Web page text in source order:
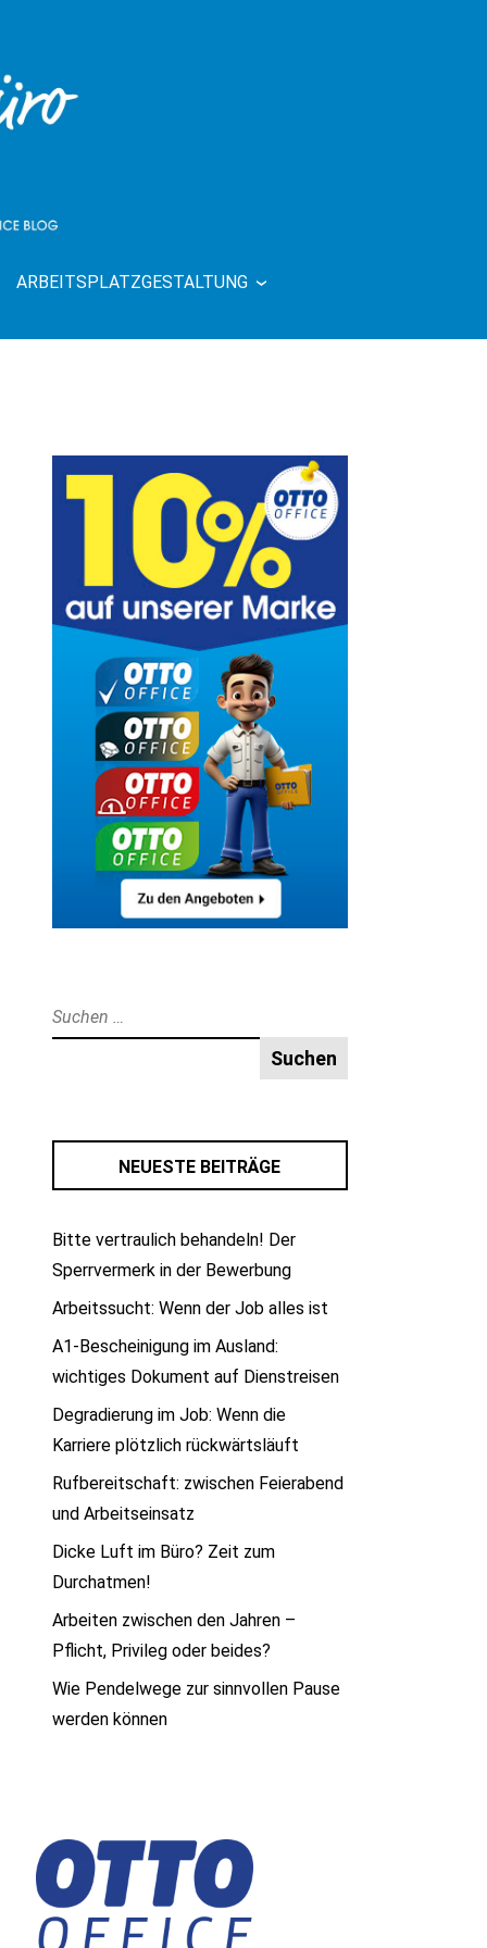
UMS
ARBEITSPLATZGESTALTUNG
Suche
nach:
NEUESTE BEITRÄGE
Bitte vertraulich behandeln! Der
Sperrvermerk in der Bewerbung
Arbeitssucht: Wenn der Job alles ist
A1-Bescheinigung im Ausland:
wichtiges Dokument auf Dienstreisen
Degradierung im Job: Wenn die
Karriere plötzlich rückwärtsläuft
Rufbereitschaft: zwischen Feierabend
und Arbeitseinsatz
Dicke Luft im Büro? Zeit zum
Durchatmen!
Arbeiten zwischen den Jahren –
Pflicht, Privileg oder beides?
Wie Pendelwege zur sinnvollen Pause
werden können